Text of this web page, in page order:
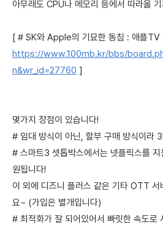
아무래도 CPU나 메모리 등에서 따라올
[ # SK와 Apple의 기묘한 동침 : 애플TV
https://www.100mb.kr/bbs/
n&wr_id=27760 ]
몇가지 장점이 있습니다!
# 임대 방식이 아닌, 할부 구매 방식이라
# 스마트3 셋톱박스에서는 넷플릭스를
원됩니다!
이 외에 디즈니 플러스 같은 기타 OTT 서
요~ (가입은 별개입니다)
# 최적화가 잘 되어있어서 빠릿한 속도로